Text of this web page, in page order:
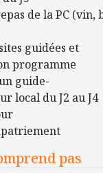
de la PC (vin,
guidées et
programme
guide-
local du J2 au J4
pas